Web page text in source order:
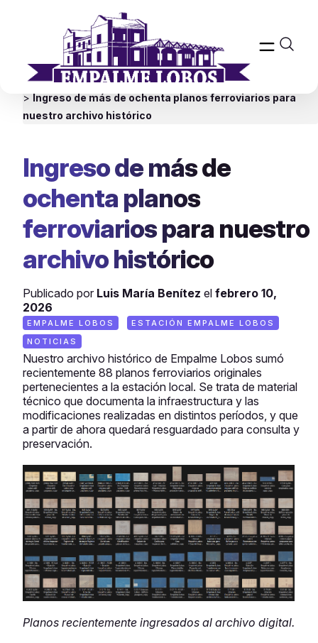
Inicio>Empalme Lobos Estación Empalme Lobos
>Ingreso de más de ochenta planos ferroviarios para
nuestro archivo histórico
Ingreso de más de
ochenta planos
ferroviarios para nuestro
archivo histórico
Publicado por Luis María Benítez el febrero 10,
2026
EMPALME LOBOS
ESTACIÓN EMPALME LOBOS
NOTICIAS
Nuestro archivo histórico de Empalme Lobos sumó
recientemente 88 planos ferroviarios originales
pertenecientes a la estación local. Se trata de material
técnico que documenta la infraestructura y las
modificaciones realizadas en distintos períodos, y que
a partir de ahora quedará resguardado para consulta y
preservación.
Planos recientemente ingresados al archivo digital.